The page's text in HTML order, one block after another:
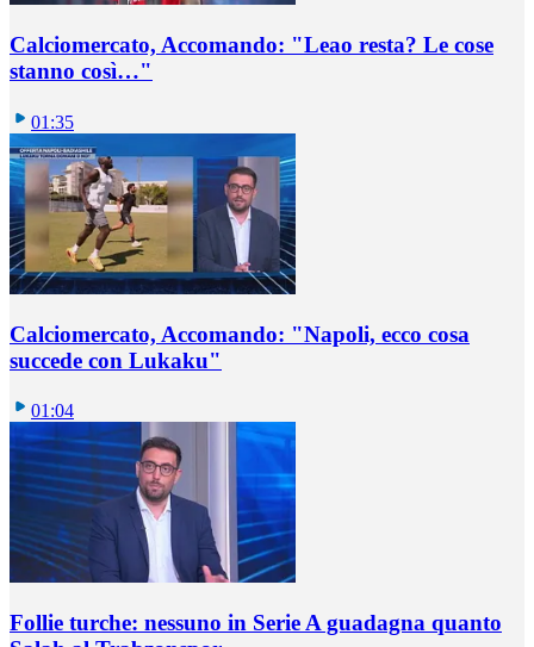
Calciomercato, Accomando: "Leao resta? Le cose
stanno così…"
01:35
Calciomercato, Accomando: "Napoli, ecco cosa
succede con Lukaku"
01:04
Follie turche: nessuno in Serie A guadagna quanto